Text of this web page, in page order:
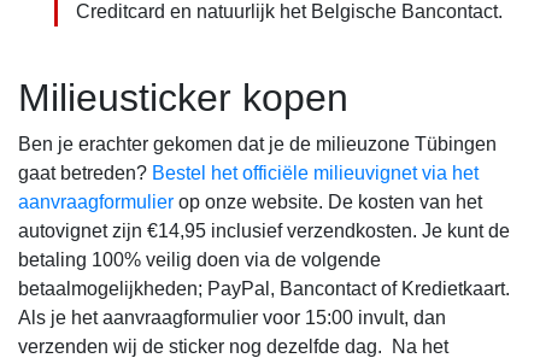
Creditcard en natuurlijk het Belgische Bancontact.
Milieusticker kopen
Ben je erachter gekomen dat je de milieuzone Tübingen
gaat betreden? Bestel het officiële milieuvignet via het
aanvraagformulier op onze website. De kosten van het
autovignet zijn €14,95 inclusief verzendkosten. Je kunt de
betaling 100% veilig doen via de volgende
betaalmogelijkheden; PayPal, Bancontact of Kredietkaart.
Als je het aanvraagformulier voor 15:00 invult, dan
verzenden wij de sticker nog dezelfde dag. Na het